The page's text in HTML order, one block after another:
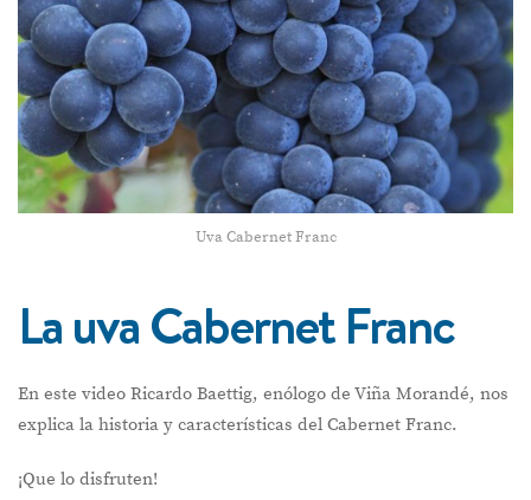
Uva Cabernet Franc
La uva Cabernet Franc
En este video Ricardo Baettig, enólogo de Viña Morandé, nos
explica la historia y características del Cabernet Franc.
¡Que lo disfruten!